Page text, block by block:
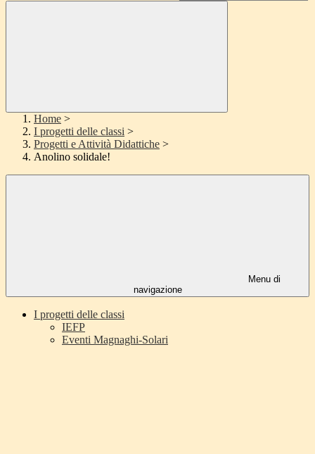
Home >
I progetti delle classi >
Progetti e Attività Didattiche >
Anolino solidale!
Menu di
navigazione
I progetti delle classi
IEFP
Eventi Magnaghi-Solari